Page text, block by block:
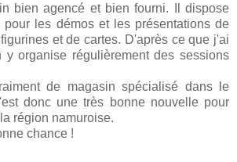
bien agencé et bien fourni. Il dispose
pour les démos et les présentations de
et de cartes. D'après ce que j'ai
y organise régulièrement des sessions
de magasin spécialisé dans le
donc une très bonne nouvelle pour
région namuroise.
chance !